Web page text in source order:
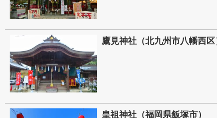
鷹見神社（北九州市八幡西区
皇祖神社（福岡県飯塚市）